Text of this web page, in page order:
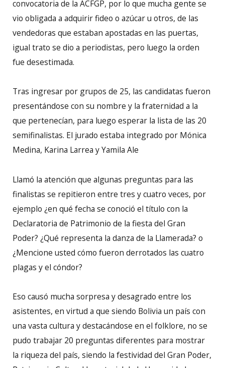
convocatoria de la ACFGP, por lo que mucha gente se
vio obligada a adquirir fideo o azúcar u otros, de las
vendedoras que estaban apostadas en las puertas,
igual trato se dio a periodistas, pero luego la orden
fue desestimada.
Tras ingresar por grupos de 25, las candidatas fueron
presentándose con su nombre y la fraternidad a la
que pertenecían, para luego esperar la lista de las 20
semifinalistas. El jurado estaba integrado por Mónica
Medina, Karina Larrea y Yamila Ale
Llamó la atención que algunas preguntas para las
finalistas se repitieron entre tres y cuatro veces, por
ejemplo ¿en qué fecha se conoció el título con la
Declaratoria de Patrimonio de la fiesta del Gran
Poder? ¿Qué representa la danza de la Llamerada? o
¿Mencione usted cómo fueron derrotados las cuatro
plagas y el cóndor?
Eso causó mucha sorpresa y desagrado entre los
asistentes, en virtud a que siendo Bolivia un país con
una vasta cultura y destacándose en el folklore, no se
pudo trabajar 20 preguntas diferentes para mostrar
la riqueza del país, siendo la festividad del Gran Poder,